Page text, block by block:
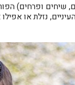
שיחים ופרחים)
נזלת או